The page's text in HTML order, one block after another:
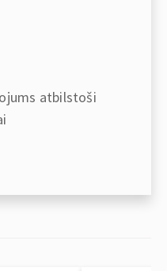
atbilstoši